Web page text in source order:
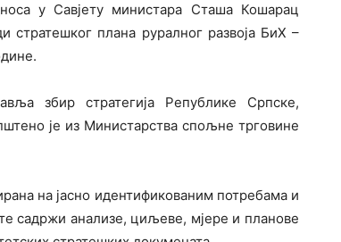
у Савјету министара Сташа Кошарац
стратешког плана руралног развоја БиХ –
збир стратегија Републике Српске,
је из Министарства спољне трговине
на јасно идентификованим потребама и
садржи анализе, циљеве, мјере и планове